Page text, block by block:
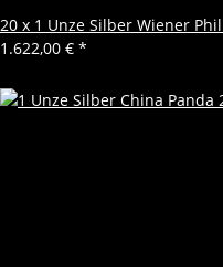
20 x 1 Unze Silber Wiener
1.622,00 € *